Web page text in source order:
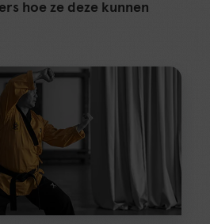
hoe ze deze kunnen